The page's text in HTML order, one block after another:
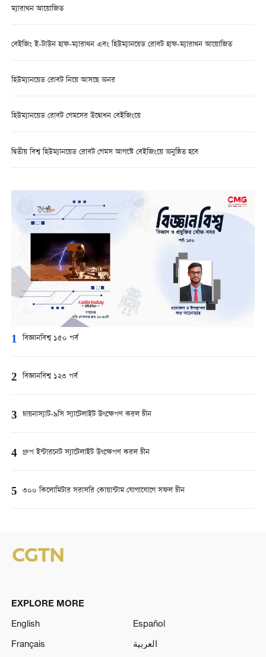
ম্যারাথন আয়োজিত
বেইজিং ই-টাউন হাফ-ম্যারাথন এবং হিউম্যানয়েড রোবট হাফ-ম্যারাথন আয়োজিত
হিউম্যানয়েড রোবট নিয়ে আসছে অনর
হিউম্যানয়েড রোবট গেমসের উদ্বোধন বেইজিংয়ে
দ্বিতীয় বিশ্ব হিউম্যানয়েড রোবট গেমস আগস্টে বেইজিংয়ে অনুষ্ঠিত হবে
1 বিজ্ঞানবিশ্ব ১৫০ পর্ব
2 বিজ্ঞানবিশ্ব ১২৩ পর্ব
3 চায়নাস্যাট-৯সি স্যাটেলাইট উৎক্ষেপণ করল চীন
4 গ্রুপ ইন্টারনেট স্যাটেলাইট উৎক্ষেপণ করল চীন
5 ৩০০ কিলোমিটার সরাসরি কোয়ান্টাম যোগাযোগে সফল চীন
EXPLORE MORE
English
Español
Français
العربية